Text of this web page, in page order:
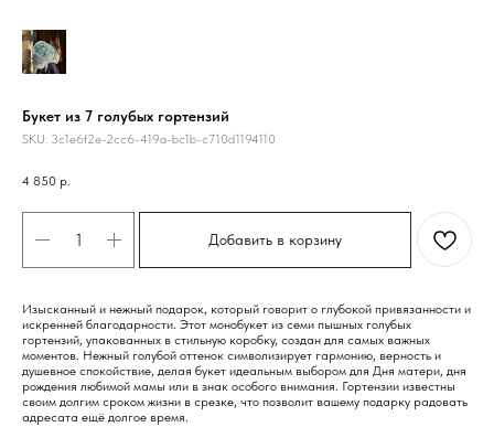
Букет из 7 голубых гортензий
SKU: 3c1e6f2e-2cc6-419a-bc1b-c710d1194110
4 850 р.
Добавить в корзину
Изысканный и нежный подарок, который говорит о глубокой привязанности и
искренней благодарности. Этот монобукет из семи пышных голубых
гортензий, упакованных в стильную коробку, создан для самых важных
моментов. Нежный голубой оттенок символизирует гармонию, верность и
душевное спокойствие, делая букет идеальным выбором для Дня матери, дня
рождения любимой мамы или в знак особого внимания. Гортензии известны
своим долгим сроком жизни в срезке, что позволит вашему подарку радовать
адресата ещё долгое время.